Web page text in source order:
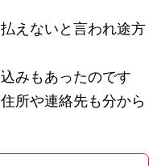
えないと言われ途方
みもあったのです
所や連絡先も分から